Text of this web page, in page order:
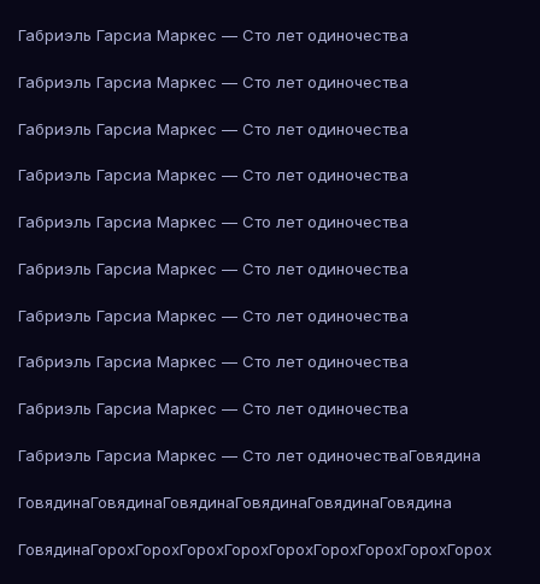
Габриэль Гарсиа Маркес — Сто лет одиночества
Габриэль Гарсиа Маркес — Сто лет одиночества
Габриэль Гарсиа Маркес — Сто лет одиночества
Габриэль Гарсиа Маркес — Сто лет одиночества
Габриэль Гарсиа Маркес — Сто лет одиночества
Габриэль Гарсиа Маркес — Сто лет одиночества
Габриэль Гарсиа Маркес — Сто лет одиночества
Габриэль Гарсиа Маркес — Сто лет одиночества
Габриэль Гарсиа Маркес — Сто лет одиночества
Габриэль Гарсиа Маркес — Сто лет одиночестваГовядина
ГовядинаГовядинаГовядинаГовядинаГовядинаГовядина
ГовядинаГорохГорохГорохГорохГорохГорохГорохГорохГорох